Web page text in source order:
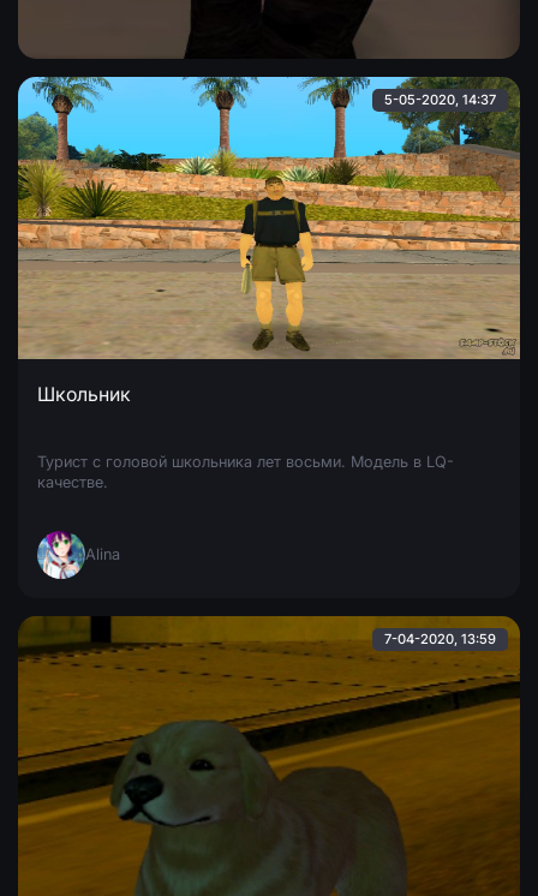
5-05-2020, 14:37
Школьник
Турист с головой школьника лет восьми. Модель в LQ-
качестве.
Alina
7-04-2020, 13:59